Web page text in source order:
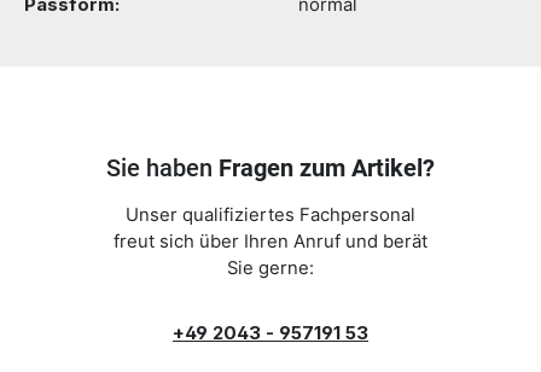
Passform: normal
Sie haben Fragen zum Artikel?
Unser qualifiziertes Fachpersonal
freut sich über Ihren Anruf und berät
Sie gerne:
+49 2043 - 957191 53